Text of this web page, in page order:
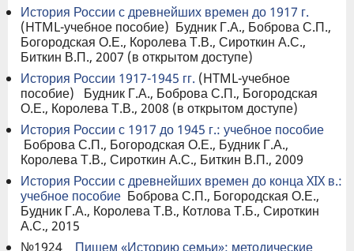
История России с древнейших времен до 1917 г.
(HTML-учебное пособие) Будник Г.А., Боброва С.П.,
Богородская О.Е., Королева Т.В., Сироткин А.С.,
Биткин В.П., 2007 (в открытом доступе)
История России 1917-1945 гг. (HTML-учебное
пособие) Будник Г.А., Боброва С.П., Богородская
О.Е., Королева Т.В., 2008 (в открытом доступе)
История России с 1917 до 1945 г.: учебное пособие
Боброва С.П., Богородская О.Е., Будник Г.А.,
Королева Т.В., Сироткин А.С., Биткин В.П., 2009
История России с древнейших времен до конца XIX в.:
учебное пособие Боброва С.П., Богородская О.Е.,
Будник Г.А., Королева Т.В., Котлова Т.Б., Сироткин
А.С., 2015
№1924 Пишем «Историю семьи»: методические